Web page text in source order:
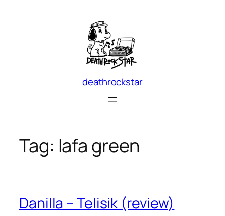
deathrockstar
Tag: lafa green
Danilla – Telisik (review)